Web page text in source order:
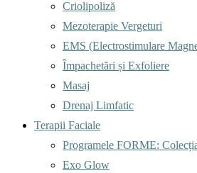
Criolipoliză
Mezoterapie Vergeturi
EMS (Electrostimulare
Împachetări și Exfoliere
Masaj
Drenaj Limfatic
Terapii Faciale
Programele FORME:
Exo Glow